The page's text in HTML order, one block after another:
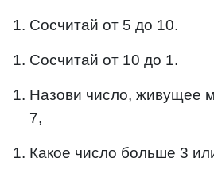
Сосчитай от 5 до 10.
Сосчитай от 10 до 1.
Назови число, живущее
7,
Какое число больше 3